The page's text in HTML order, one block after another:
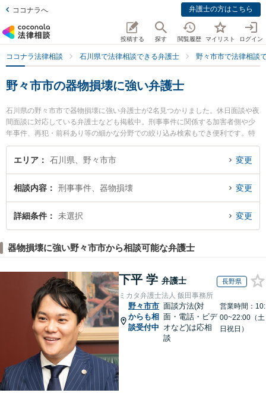
ココナラへ 弁護士の方はこちら
投稿する 探す 閲覧履歴 マイリスト ログイン
ココナラ法律相談 石川県で法律相談できる弁護士 野々市市で法律相談
野々市市の器物損壊に強い弁護士
石川県の野々市市で器物損壊に強い弁護士が2名見つかりました。休日面談や夜
間面談に対応している弁護士なども掲載中。刑事事件に関係する加害者側や少
年事件、再犯・前科あり等の細かな分野での絞り込み検索もでき便利です。特
にののいち法律事務所の木村 弘弁護士やののいち法律事務所の井村 剛弁護士の
プロフィール情報や弁護士費用、強みなどが注目されています。『野々市市で
談無料で器物損壊を法律相談できる野々市市内の弁護士に相談予約したい』な
どでお困りの相談者さんにおすすめです。
エリア 石川県、野々市市 変更
相談内容 刑事事件、器物損壊 変更
詳細条件 未選択 変更
器物損壊に強い野々市市から相談可能な弁護士
下平 学 弁護士 長野県
ミカタ弁護士法人 飯田事務所
野々市市
からも相
談受付中
面談方法(対
面・電話・ビデ
オなど)は応相
談
営業時間：10:
00~22:00（土
日祝日）